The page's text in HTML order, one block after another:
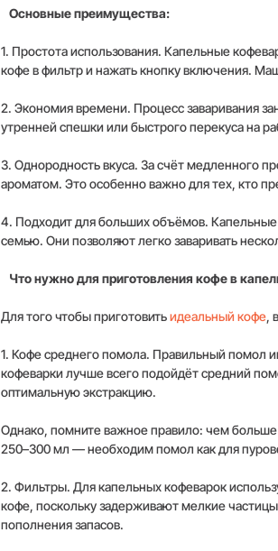
Основные преимущества:
1. Простота использования. Капельные
кофе в фильтр и нажать кнопку включения.
2. Экономия времени. Процесс заваривания
утренней спешки или быстрого перекуса на
3. Однородность вкуса. За счёт медленного
ароматом. Это особенно важно для тех, кто
4. Подходит для больших объёмов.
семью. Они позволяют легко заваривать
Что нужно для приготовления кофе в
Для того чтобы приготовитьидеальный кофе,
1. Кофе среднего помола. Правильный помол
кофеварки лучше всего подойдёт средний
оптимальную экстракцию.
Однако, помните важное правило: чем
250–300 мл — необходим помол как для
2. Фильтры. Для капельных кофеварок
кофе, поскольку задерживают мелкие
пополнения запасов.